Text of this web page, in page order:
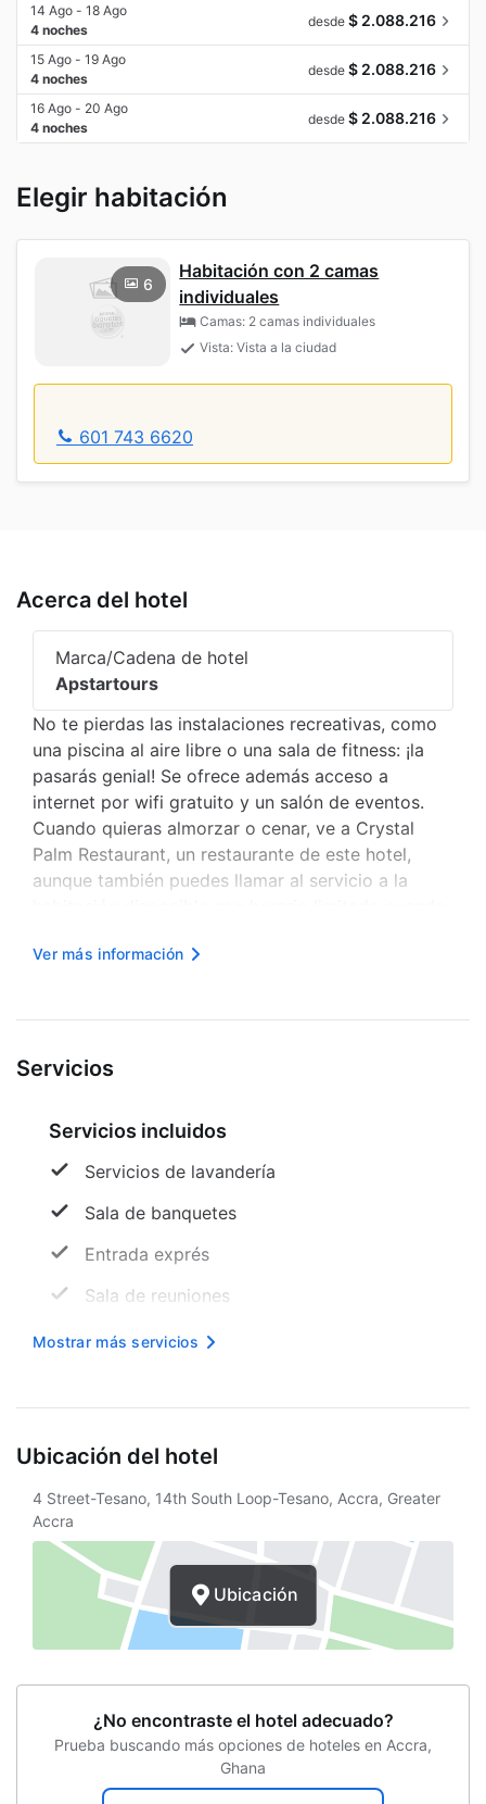
14 Ago - 18 Ago
4 noches
desde $ 2.088.216
15 Ago - 19 Ago
4 noches
desde $ 2.088.216
16 Ago - 20 Ago
4 noches
desde $ 2.088.216
Elegir habitación
6
Habitación con 2 camas
individuales
Camas: 2 camas individuales
Vista: Vista a la ciudad
601 743 6620
Acerca del hotel
Marca/Cadena de hotel
Apstartours
No te pierdas las instalaciones recreativas, como
una piscina al aire libre o una sala de fitness: ¡la
pasarás genial! Se ofrece además acceso a
internet por wifi gratuito y un salón de eventos.
Cuando quieras almorzar o cenar, ve a Crystal
Palm Restaurant, un restaurante de este hotel,
aunque también puedes llamar al servicio a la
Bar o en el bar junto a la piscina. Todos los días se
Ver más información
Servicios
Servicios incluidos
Servicios de lavandería
Sala de banquetes
Entrada exprés
Sala de reuniones
Internet inalámbrico en cortesía
ruedas
Resguardo de equipaje
Salida exprés
Desayuno gratis
Centro de negocios
Recepción 24 horas
Programa de actividades diario
Mostrar más servicios
Ubicación del hotel
4 Street-Tesano, 14th South Loop-Tesano, Accra, Greater
Accra
Ubicación
¿No encontraste el hotel adecuado?
Prueba buscando más opciones de hoteles en Accra,
Ghana